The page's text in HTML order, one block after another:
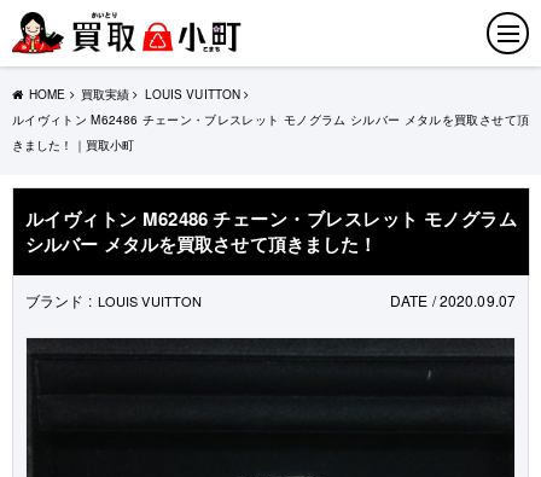
HOME 買取実績
LOUIS VUITTON
ルイヴィトン M62486 チェーン・ブレスレット モノグラム シルバー メタルを買取させて頂
きました！｜買取小町
ルイヴィトン M62486 チェーン・ブレスレット モノグラム
シルバー メタルを買取させて頂きました！
ブランド : LOUIS VUITTON DATE / 2020.09.07